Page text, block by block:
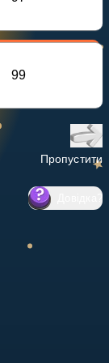
99
Пропустити
?